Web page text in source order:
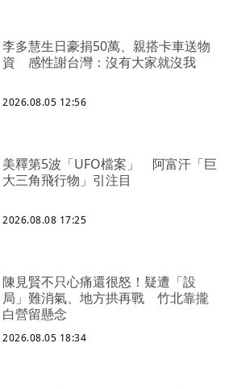
李多慧生日豪捐50萬、親搭卡車送物
資 感性謝台灣：沒有大家就沒我
2026.08.05 12:56
美釋第5波「UFO檔案」 阿富汗「巨
大三角飛行物」引注目
2026.08.08 17:25
陳見賢不只心痛還很怒！疑遭「設
局」難消氣、地方拱再戰 竹北靠攏
白營留懸念
2026.08.05 18:34